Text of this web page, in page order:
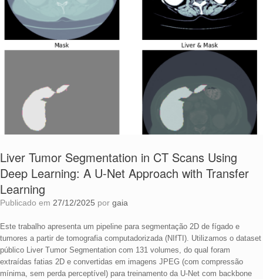
Liver Tumor Segmentation in CT Scans Using
Deep Learning: A U-Net Approach with Transfer
Learning
Publicado em 27/12/2025 por gaia
Este trabalho apresenta um pipeline para segmentação 2D de fígado e
tumores a partir de tomografia computadorizada (NIfTI). Utilizamos o dataset
público Liver Tumor Segmentation com 131 volumes, do qual foram
extraídas fatias 2D e convertidas em imagens JPEG (com compressão
mínima, sem perda perceptível) para treinamento da U-Net com backbone